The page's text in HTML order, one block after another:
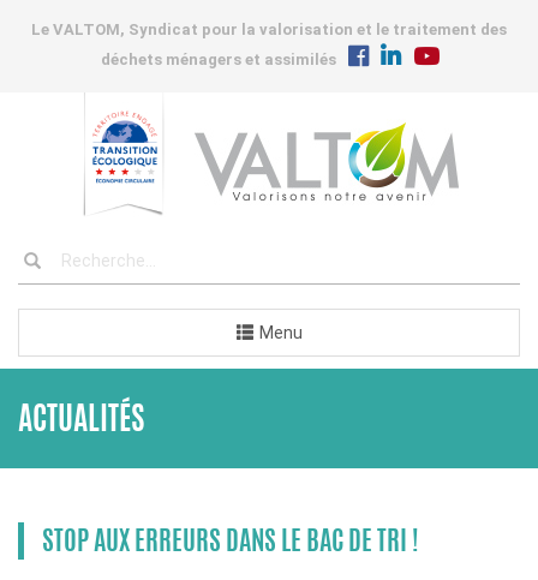
Le VALTOM, Syndicat pour la valorisation et le traitement des
déchets ménagers et assimilés
Menu
ACTUALITÉS
STOP AUX ERREURS DANS LE BAC DE TRI !